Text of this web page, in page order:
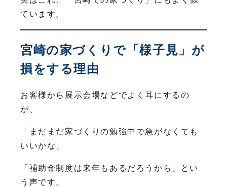
ています。
宮崎の家づくりで「様子見」が
損をする理由
お客様から展示会場などでよく耳にするの
が、
「まだまだ家づくりの勉強中で急がなくても
いいかな」
「補助金制度は来年もあるだろうから」とい
う声です。